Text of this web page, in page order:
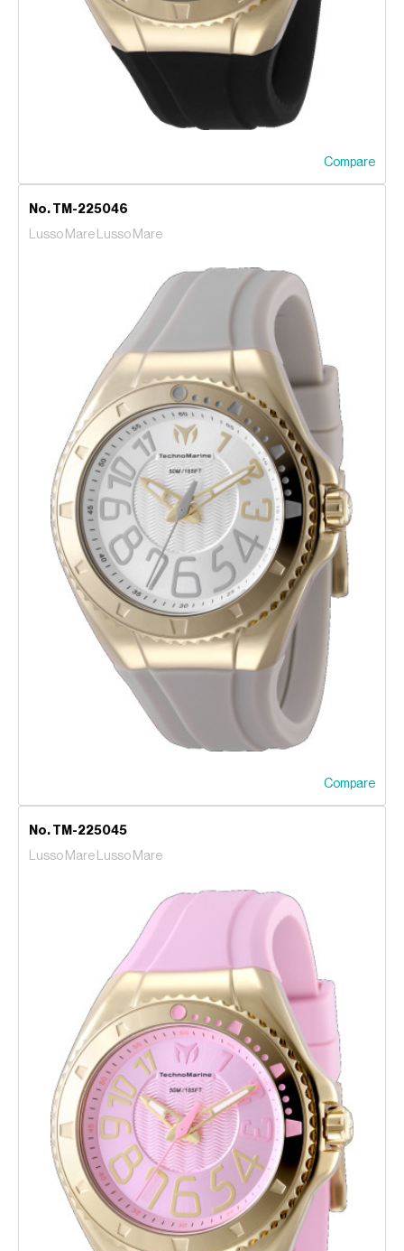
Compare
No. TM-225046
Lusso Mare Lusso Mare
Compare
No. TM-225045
Lusso Mare Lusso Mare